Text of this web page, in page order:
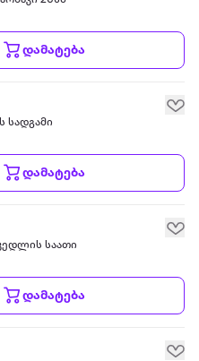
დამატება
სადგამი
დამატება
საათი
დამატება